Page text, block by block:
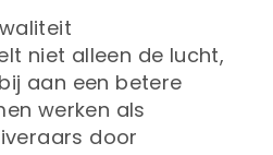
niet alleen de lucht,
aan een betere
werken als
door